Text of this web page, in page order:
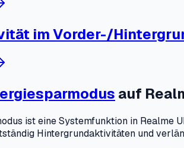
im Vorder-/
auf
ist eine Systemfunktion in Realme
Hintergrundaktivitäten und